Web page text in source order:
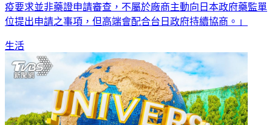
疫要求並非藥證申請審查，不屬於廠商主動向日本政府藥監單
位提出申請之事項，但高端會配合台日政府持續協商。」
生活